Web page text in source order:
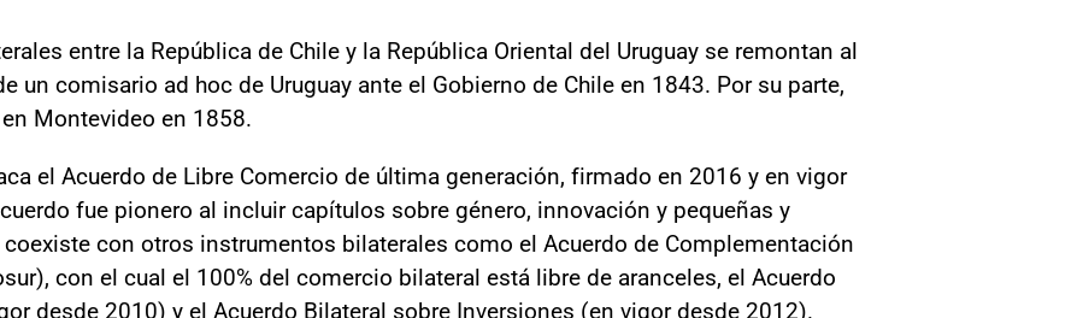
entre la República de Chile y la República Oriental del Uruguay se remontan al
un comisario ad hoc de Uruguay ante el Gobierno de Chile en 1843. Por su parte,
Montevideo en 1858.
el Acuerdo de Libre Comercio de última generación, firmado en 2016 y en vigor
fue pionero al incluir capítulos sobre género, innovación y pequeñas y
con otros instrumentos bilaterales como el Acuerdo de Complementación
con el cual el 100% del comercio bilateral está libre de aranceles, el Acuerdo
desde 2010) y el Acuerdo Bilateral sobre Inversiones (en vigor desde 2012).